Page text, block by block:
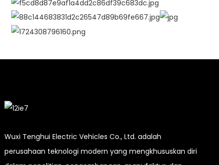
Wuxi Tenghui Electric Vehicles Co., Ltd. adalah
perusahaan teknologi modern yang mengkhususkan diri